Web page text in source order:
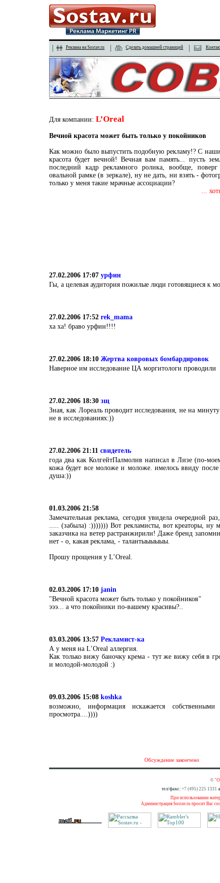
Реклама на Sostav.ru Сделать домашней страницей
Для компании: L’Oreal
Вечной красота может быть только у покойников
Как можно было выпустить подобную рекламу!? С
красота будет вечной! Вечная вам память... пусть
последний кадр рекламного ролика, вообще,
овальной рамке (в зеркале), ну не дать, ни взять -
только у меня такие мрачные ассоциации?
...
27.02.2006 17:07 урфин
Гы, а целевая аудитория пожилые люди готовящиеся к
27.02.2006 17:52 rek_mama
ха ха! браво урфин!!!!
27.02.2006 18:10 Жертва ковровых бомбардировок
Наверное им исследование ЦА моргитологи проводили
27.02.2006 18:30 зщ
Зная, как Лореаль проводит исследования, не на
не в исследованиях:))
27.02.2006 21:11 свидетель
года два как КолгейтПалмолив написал в Лизе (по-
кожа будет все моложе и моложе. имелось ввиду
душа:))
01.03.2006 21:58
Замечательная реклама, сегодня увидела очередной
..... (забыла) :))))))) Вот рекламисты, вот креаторы, ну
заказчика на ветер растранжирили! Даже бренд
нет - о, какая реклама, - талантыыыыыы.
Прошу прощения у L’Oreal.
02.03.2006 17:10 janin
"Вечной красота может быть только у покойников"
эээ... а что покойники по-вашему красивы?..
03.03.2006 13:57 Рекламист-ка
А у меня на L’Oreal аллергия.
Как только вижу баночку крема - тут же вижу себя в
и молодой-молодой :)
09.03.2006 15:08 koshka
возможно, информация искажается
просмотра....))))
Обсуждение закончено
©
тел/факс: +7 (495) 225 1331
При использовании
Администрация Sostav.ru просит Вас